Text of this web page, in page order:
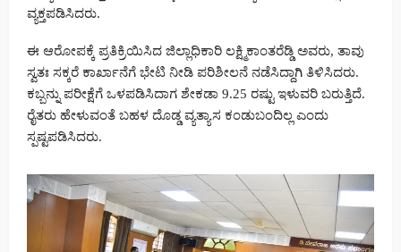
ವ್ಯಕ್ತಪಡಿಸಿದರು.
ಈ ಆರೋಪಕ್ಕೆ ಪ್ರತಿಕ್ರಿಯಿಸಿದ ಜಿಲ್ಲಾಧಿಕಾರಿ ಲಕ್ಷ್ಮಿಕಾಂತರೆಡ್ಡಿ ಅವರು, ತಾವು
ಸ್ವತಃ ಸಕ್ಕರೆ ಕಾರ್ಖಾನೆಗೆ ಭೇಟಿ ನೀಡಿ ಪರಿಶೀಲನೆ ನಡೆಸಿದ್ದಾಗಿ ತಿಳಿಸಿದರು.
ಕಬ್ಬನ್ನು ಪರೀಕ್ಷೆಗೆ ಒಳಪಡಿಸಿದಾಗ ಶೇಕಡಾ 9.25 ರಷ್ಟು ಇಳುವರಿ ಬರುತ್ತಿದೆ.
ರೈತರು ಹೇಳುವಂತೆ ಬಹಳ ದೊಡ್ಡ ವ್ಯತ್ಯಾಸ ಕಂಡುಬಂದಿಲ್ಲ ಎಂದು
ಸ್ಪಷ್ಟಪಡಿಸಿದರು.